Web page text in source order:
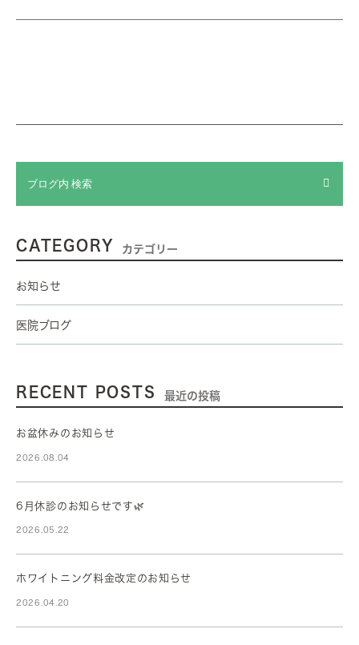
CATEGORY カテゴリー
お知らせ
医院ブログ
RECENT POSTS 最近の投稿
お盆休みのお知らせ
2026.08.04
6月休診のお知らせです🌿
2026.05.22
ホワイトニング料金改定のお知らせ
2026.04.20